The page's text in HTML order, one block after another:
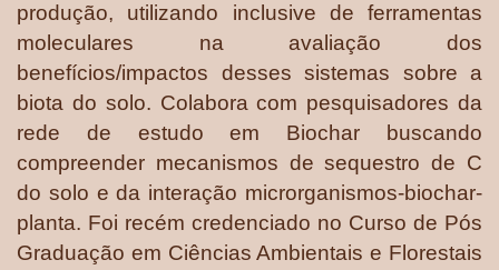
produção, utilizando inclusive de ferramentas
moleculares na avaliação dos
benefícios/impactos desses sistemas sobre a
biota do solo. Colabora com pesquisadores da
rede de estudo em Biochar buscando
compreender mecanismos de sequestro de C
do solo e da interação microrganismos-biochar-
planta. Foi recém credenciado no Curso de Pós
Graduação em Ciências Ambientais e Florestais